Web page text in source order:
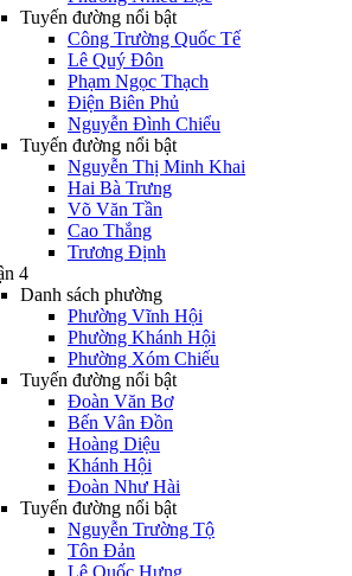
Tuyến đường nổi bật
Công Trường Quốc Tế
Lê Quý Đôn
Phạm Ngọc Thạch
Điện Biên Phủ
Nguyễn Đình Chiểu
Tuyến đường nổi bật
Nguyễn Thị Minh Khai
Hai Bà Trưng
Võ Văn Tần
Cao Thắng
Trương Định
4
Danh sách phường
Phường Vĩnh Hội
Phường Khánh Hội
Phường Xóm Chiếu
Tuyến đường nổi bật
Đoàn Văn Bơ
Bến Vân Đồn
Hoàng Diệu
Khánh Hội
Đoàn Như Hài
Tuyến đường nổi bật
Nguyễn Trường Tộ
Tôn Đản
Lê Quốc Hưng